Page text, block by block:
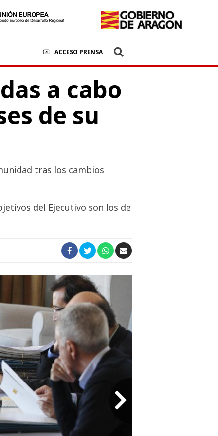
ACCESO PRENSA
a cabo
de su
tras los cambios
del Ejecutivo son los de